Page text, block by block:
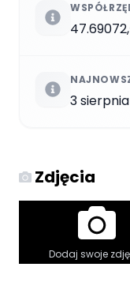
3
Zdjęcia
Dodaj swoje